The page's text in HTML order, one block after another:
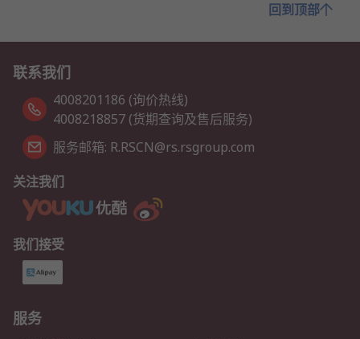
回到顶部
联系我们
4008201186 (询价热线)
4008218857 (货期查询及售后服务)
服务邮箱: R.RSCN@rs.rsgroup.com
关注我们
我们接受
服务